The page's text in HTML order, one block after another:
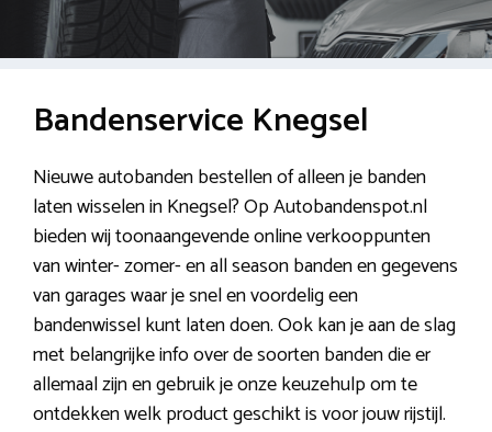
Bandenservice Knegsel
Nieuwe autobanden bestellen of alleen je banden
laten wisselen in Knegsel? Op Autobandenspot.nl
bieden wij toonaangevende online verkooppunten
van winter- zomer- en all season banden en gegevens
van garages waar je snel en voordelig een
bandenwissel kunt laten doen. Ook kan je aan de slag
met belangrijke info over de soorten banden die er
allemaal zijn en gebruik je onze keuzehulp om te
ontdekken welk product geschikt is voor jouw rijstijl.